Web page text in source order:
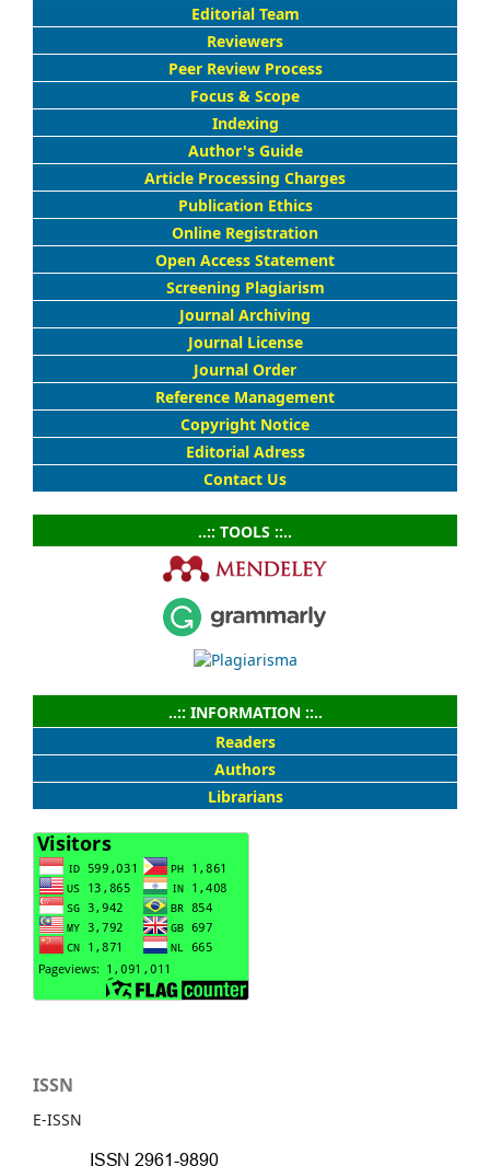
Editorial Team
Reviewers
Peer Review Process
Focus & Scope
Indexing
Author's Guide
Article Processing Charges
Publication Ethics
Online Registration
Open Access Statement
Screening Plagiarism
Journal Archiving
Journal License
Journal Order
Reference Management
Copyright Notice
Editorial Adress
Contact Us
..:: TOOLS ::..
..:: INFORMATION ::..
Readers
Authors
Librarians
ISSN
E-ISSN